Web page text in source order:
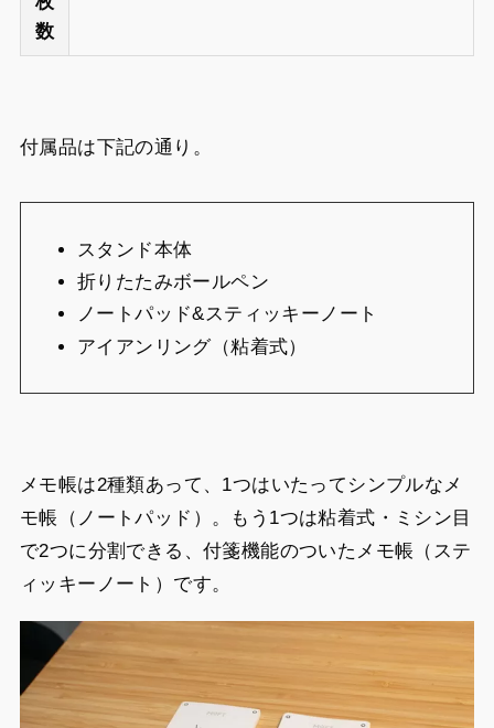
数
付属品は下記の通り。
スタンド本体
折りたたみボールペン
ノートパッド&スティッキーノート
アイアンリング（粘着式）
メモ帳は2種類あって、1つはいたってシンプルなメ
モ帳（ノートパッド）。もう1つは粘着式・ミシン目
で2つに分割できる、付箋機能のついたメモ帳（ステ
ィッキーノート）です。